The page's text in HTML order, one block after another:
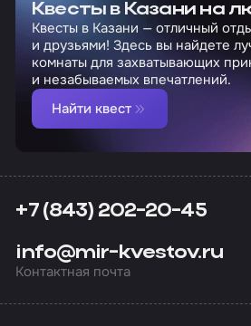
Квесты в Казани на
Квесты в Казани — отличный
и друзьями! Здесь вы найдете
комнаты для захватывающих
и незабываемых впечатлений.
Найти квест
+7 (843) 202-20-45
info@mir-kvestov.ru
Контактная почта